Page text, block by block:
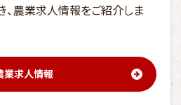
、農業求人情報をご紹介しま
業求人情報